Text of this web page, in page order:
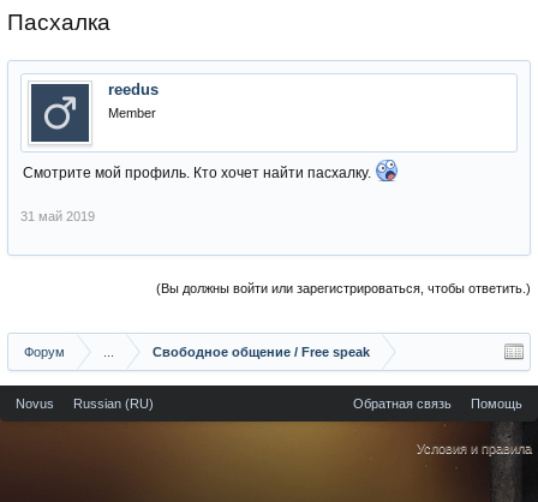
Пасхалка
reedus
Member
Смотрите мой профиль. Кто хочет найти пасхалку.
31 май 2019
(Вы должны войти или зарегистрироваться, чтобы ответить.)
Форум Свободное общение / Free speak
Novus Russian (RU) Обратная связь Помощь
Условия и правила